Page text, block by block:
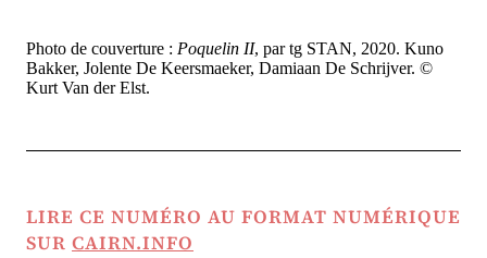
Photo de couverture : Poquelin II, par tg STAN, 2020. Kuno
Bakker, Jolente De Keersmaeker, Damiaan De Schrijver. ©
Kurt Van der Elst.
LIRE CE NUMÉRO AU FORMAT NUMÉRIQUE
SUR CAIRN.INFO